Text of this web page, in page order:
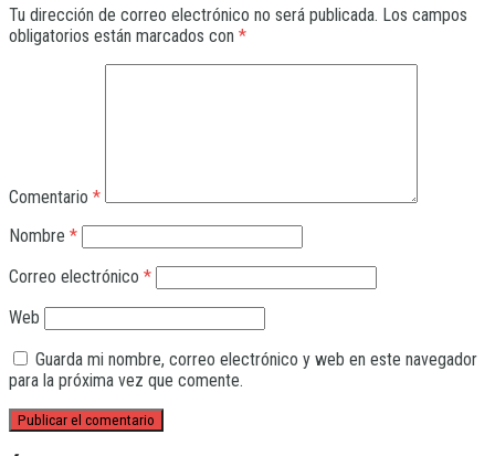
Tu dirección de correo electrónico no será publicada. Los campos
obligatorios están marcados con *
Comentario *
Nombre *
Correo electrónico *
Web
Guarda mi nombre, correo electrónico y web en este navegador
para la próxima vez que comente.